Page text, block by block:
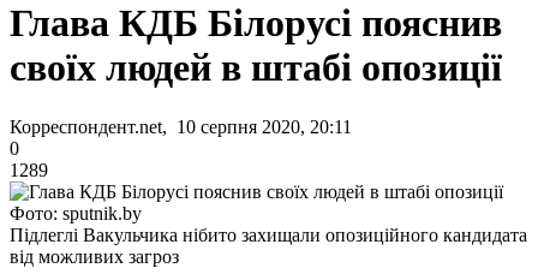
Глава КДБ Білорусі пояснив
своїх людей в штабі опозиції
Корреспондент.net, 10 серпня 2020, 20:11
0
1289
Фото: sputnik.by
Підлеглі Вакульчика нібито захищали опозиційного кандидата
від можливих загроз